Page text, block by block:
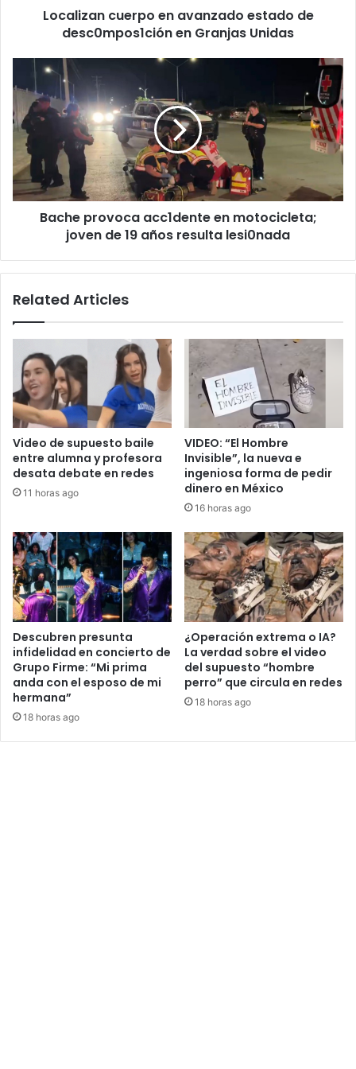
UnidasLocalizan cuerpo en avanzado estado de
desc0mpos1ción en Granjas Unidas
acc1dente
en
motocicleta;
joven
de
19
años
resultaBache provoca acc1dente en motocicleta;
joven de 19 años resulta lesi0nada
Related Articles
Video de supuesto baile
entre alumna y profesora
desata debate en redes
11 horas ago
VIDEO: “El Hombre
Invisible”, la nueva e
ingeniosa forma de pedir
dinero en México
16 horas ago
Descubren presunta
infidelidad en concierto de
Grupo Firme: “Mi prima
anda con el esposo de mi
hermana”
18 horas ago
¿Operación extrema o IA?
La verdad sobre el video
del supuesto “hombre
perro” que circula en redes
18 horas ago